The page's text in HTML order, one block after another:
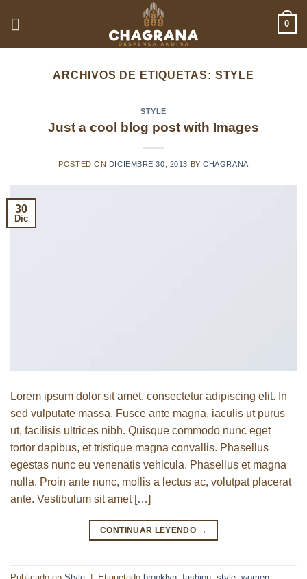
0
ARCHIVOS DE ETIQUETAS: STYLE
STYLE
Just a cool blog post with Images
POSTED ON DICIEMBRE 30, 2013 BYCHAGRANA
30
Dic
Lorem ipsum dolor sit amet, consectetur adipiscing elit. In
sed vulputate massa. Fusce ante magna, iaculis ut purus
ut, facilisis ultrices nibh. Quisque commodo nunc eget
tortor dapibus, et tristique magna convallis. Phasellus
egestas nunc eu venenatis vehicula. Phasellus et magna
nulla. Proin ante nunc, mollis a lectus ac, volutpat placerat
ante. Vestibulum sit amet […]
CONTINUAR LEYENDO →